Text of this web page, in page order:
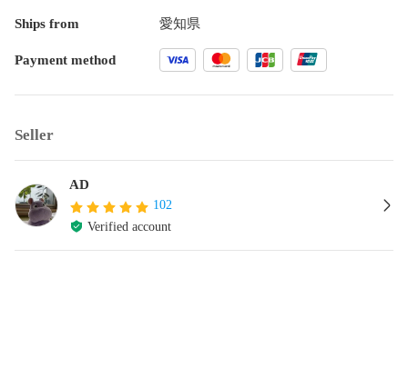
Ships from 愛知県
Payment method
Seller
AD
102
Verified account